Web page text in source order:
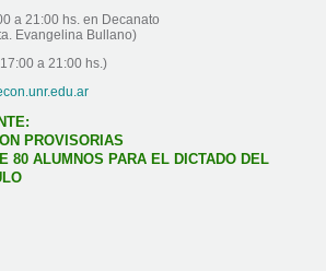
a 21:00 hs. en Decanato
Evangelina Bullano)
a 21:00 hs.)
PROVISORIAS
80 ALUMNOS PARA EL DICTADO DEL